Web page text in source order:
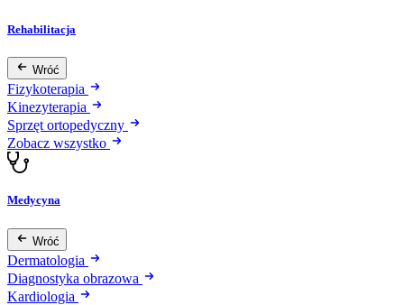
Rehabilitacja
Wróć
Fizykoterapia
Kinezyterapia
Sprzęt ortopedyczny
Zobacz wszystko
Medycyna
Wróć
Dermatologia
Diagnostyka obrazowa
Kardiologia